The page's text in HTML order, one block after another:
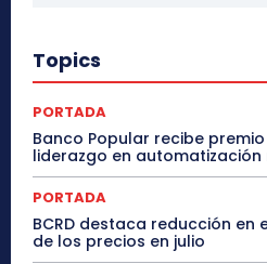
Topics
PORTADA
Banco Popular recibe
liderazgo en
PORTADA
BCRD destaca reducción en
de los precios en julio